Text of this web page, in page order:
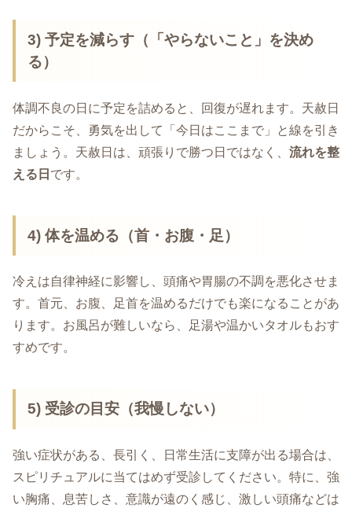
3) 予定を減らす（「やらないこと」を決め
る）
体調不良の日に予定を詰めると、回復が遅れます。天赦日
だからこそ、勇気を出して「今日はここまで」と線を引き
ましょう。天赦日は、頑張りで勝つ日ではなく、 流れを整
える日 です。
4) 体を温める（首・お腹・足）
冷えは自律神経に影響し、頭痛や胃腸の不調を悪化させま
す。首元、お腹、足首を温めるだけでも楽になることがあ
ります。お風呂が難しいなら、足湯や温かいタオルもおす
すめです。
5) 受診の目安（我慢しない）
強い症状がある、長引く、日常生活に支障が出る場合は、
スピリチュアルに当てはめず受診してください。特に、強
い胸痛、息苦しさ、意識が遠のく感じ、激しい頭痛などは